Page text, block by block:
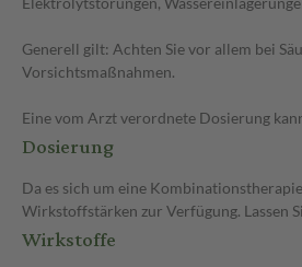
Generell gilt: Achten Sie vor allem bei
Vorsichtsmaßnahmen.
Eine vom Arzt verordnete Dosierung
Dosierung
Da es sich um eine
Wirkstoffstärken zur Verfügung. Lassen
Wirkstoffe